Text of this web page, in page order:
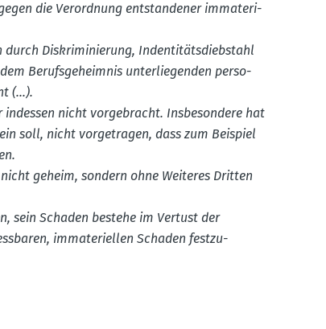
die Verordnung entstan­dener immate­ri­
durch Diskriminie­rung, Inden­ti­täts­dieb­stahl
Be­rufsgeheimnis unter­lie­genden perso­
(...).
nicht vorge­bracht. Insbe­sondere hat
soll, nicht vorge­tragen, dass zum Beispiel
geheim, sondern ohne Weiteres Dritten
sein Schaden bestehe im Vertust der
immate­ri­ellen Schaden festzu­